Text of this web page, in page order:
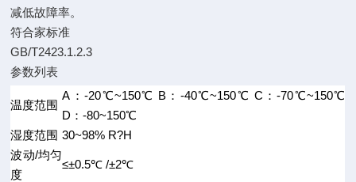
减低故障率。
符合家标准
GB/T2423.1.2.3
参数列表
温度范围
A：-20℃~150℃ B：-40℃~150℃ C：-70℃~150℃
D：-80~150℃
湿度范围 30~98% R?H
波动/均匀
度
≤±0.5℃ /±2℃